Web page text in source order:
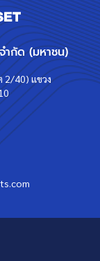
ำกัด (มหาชน)
2/40) แขวง